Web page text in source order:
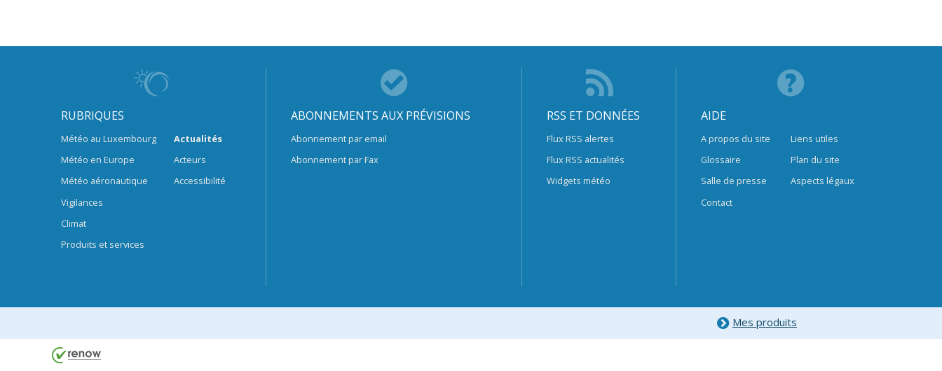
RUBRIQUES
Météo au Luxembourg
Météo en Europe
Météo aéronautique
Vigilances
Climat
Produits et services
Actualités
Acteurs
Accessibilité
ABONNEMENTS AUX PRÉVISIONS
Abonnement par email
Abonnement par Fax
RSS ET DONNÉES
Flux RSS alertes
Flux RSS actualités
Widgets météo
AIDE
A propos du site
Glossaire
Salle de presse
Contact
Liens utiles
Plan du site
Aspects légaux
Mes produits